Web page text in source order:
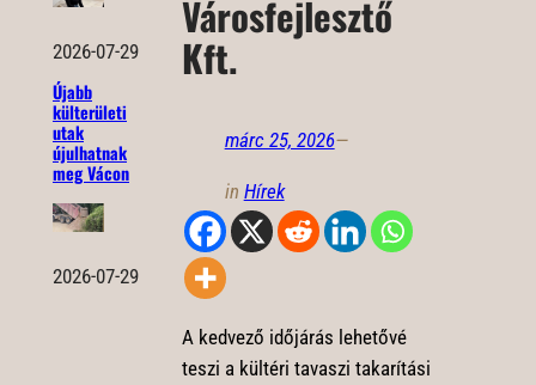
2026-07-29
Újabb
külterületi
utak
újulhatnak
meg Vácon
2026-07-29
Városfejlesztő
Kft.
márc 25, 2026—
in Hírek
A kedvező időjárás lehetővé
teszi a kültéri tavaszi takarítási